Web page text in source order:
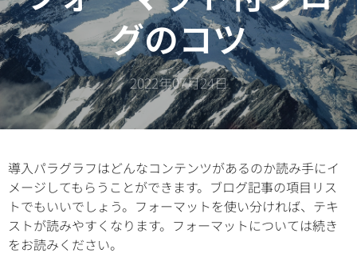
グのコツ
2022年07月24日
導入パラグラフはどんなコンテンツがあるのか読み手にイ
メージしてもらうことができます。ブログ記事の項目リス
トでもいいでしょう。フォーマットを使い分ければ、テキ
ストが読みやすくなります。フォーマットについては続き
をお読みください。